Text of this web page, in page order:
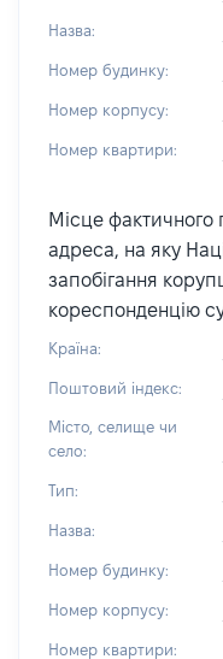
Назва:
Номер будинку:
Номер корпусу:
Номер квартири:
Місце
адреса, на яку
запобігання
кореспонденцію
Країна:
Поштовий індекс:
Місто, селище чи
село:
Тип:
Назва:
Номер будинку:
Номер корпусу:
Номер квартири: